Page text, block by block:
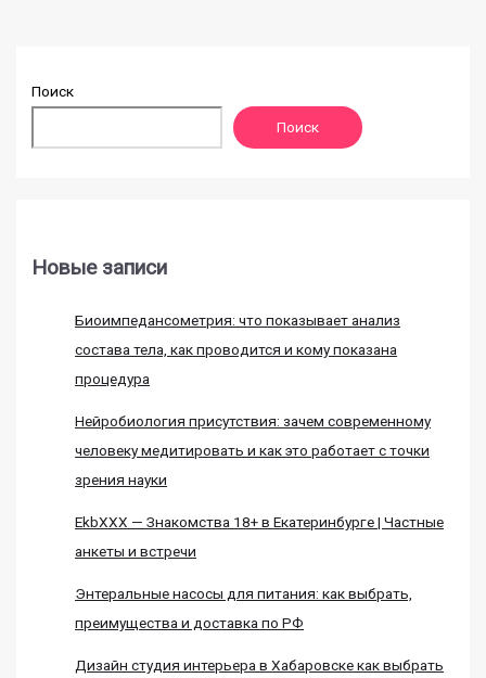
Поиск
Поиск
Новые записи
Биоимпедансометрия: что показывает анализ
состава тела, как проводится и кому показана
процедура
Нейробиология присутствия: зачем современному
человеку медитировать и как это работает с точки
зрения науки
EkbXXX — Знакомства 18+ в Екатеринбурге | Частные
анкеты и встречи
Энтеральные насосы для питания: как выбрать,
преимущества и доставка по РФ
Дизайн студия интерьера в Хабаровске как выбрать